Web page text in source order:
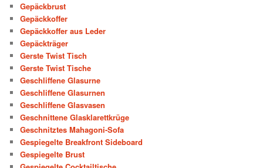
Gepäckbrust
Gepäckkoffer
Gepäckkoffer aus Leder
Gepäckträger
Gerste Twist Tisch
Gerste Twist Tische
Geschliffene Glasurne
Geschliffene Glasurnen
Geschliffene Glasvasen
Geschnittene Glasklarettkrüge
Geschnitztes Mahagoni-Sofa
Gespiegelte Breakfront Sideboard
Gespiegelte Brust